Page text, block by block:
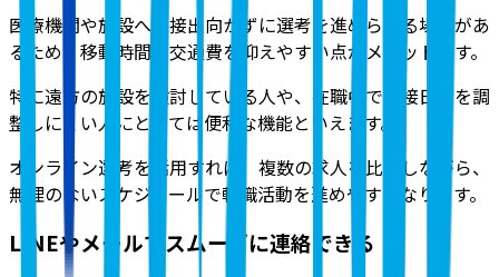
医療機関や施設へ直接出向かずに選考を進められる場合があ
るため、移動時間や交通費を抑えやすい点がメリットです。
特に遠方の施設を検討している人や、在職中で面接日程を調
整しにくい人にとっては便利な機能といえます。
オンライン選考を活用すれば、複数の求人を比較しながら、
無理のないスケジュールで転職活動を進めやすくなります。
LINEやメールでスムーズに連絡できる